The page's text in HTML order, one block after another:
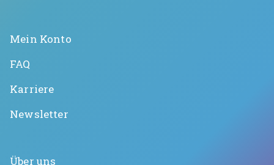
Mein Konto
FAQ
Karriere
Newsletter
Über uns